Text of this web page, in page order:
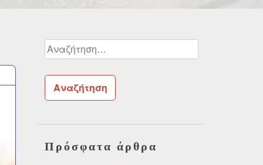
Αναζήτηση
για:
Πρόσφατα άρθρα